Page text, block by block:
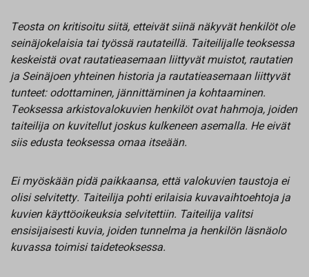
Teosta on kritisoitu siitä, etteivät siinä näkyvät henkilöt ole
seinäjokelaisia tai työssä rautateillä. Taiteilijalle teoksessa
keskeistä ovat rautatieasemaan liittyvät muistot, rautatien
ja Seinäjoen yhteinen historia ja rautatieasemaan liittyvät
tunteet: odottaminen, jännittäminen ja kohtaaminen.
Teoksessa arkistovalokuvien henkilöt ovat hahmoja, joiden
taiteilija on kuvitellut joskus kulkeneen asemalla. He eivät
siis edusta teoksessa omaa itseään.
Ei myöskään pidä paikkaansa, että valokuvien taustoja ei
olisi selvitetty. Taiteilija pohti erilaisia kuvavaihtoehtoja ja
kuvien käyttöoikeuksia selvitettiin. Taiteilija valitsi
ensisijaisesti kuvia, joiden tunnelma ja henkilön läsnäolo
kuvassa toimisi taideteoksessa.